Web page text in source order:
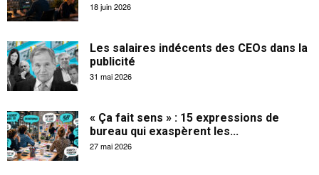
18 juin 2026
Les salaires indécents des CEOs dans la
publicité
31 mai 2026
« Ça fait sens » : 15 expressions de
bureau qui exaspèrent les...
27 mai 2026